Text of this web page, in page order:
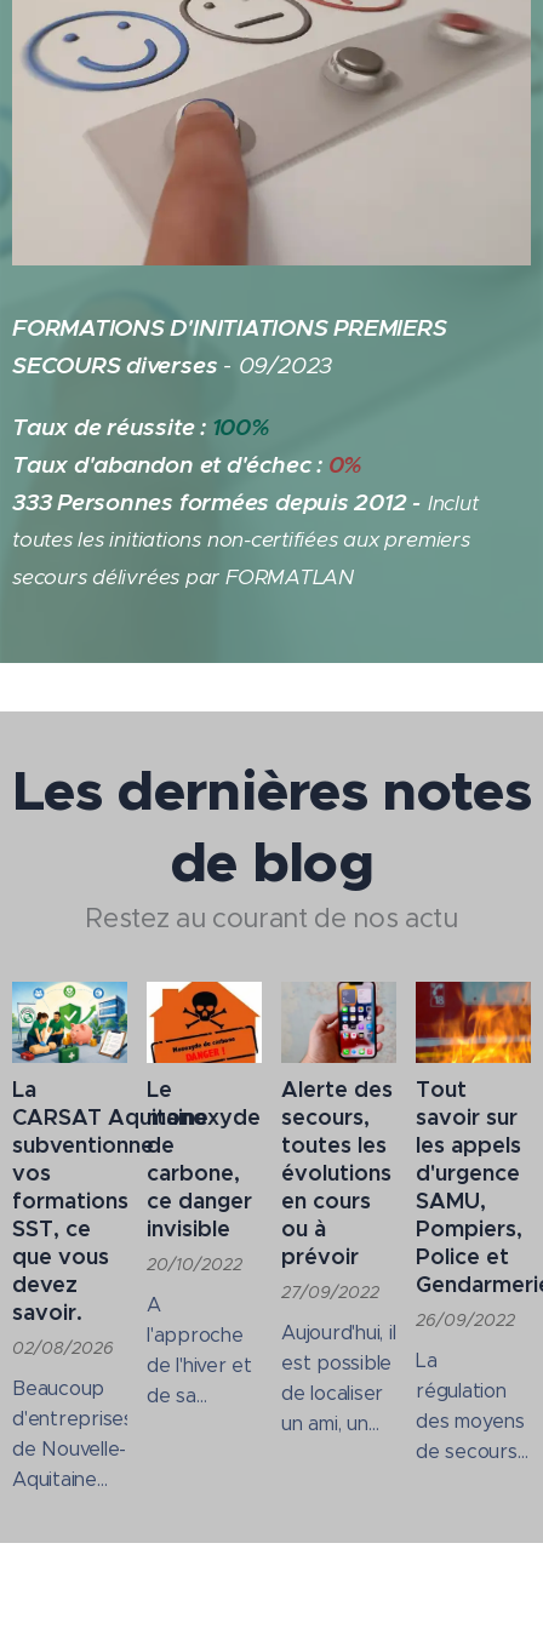
FORMATIONS D'INITIATIONS PREMIERS
SECOURS diverses - 09/2023
Taux de réussite : 100%
Taux d'abandon et d'échec : 0%
333 Personnes formées depuis 2012 - Inclut
toutes les initiations non-certifiées aux premiers
secours délivrées par FORMATLAN
Les dernières notes
de blog
Restez au courant de nos actu
La
CARSAT Aquitaine
subventionne
vos
formations
SST, ce
que vous
devez
savoir.
02/08/2026
Beaucoup
d'entreprises
de Nouvelle-
Aquitaine
existe
Le
monoxyde
de
carbone,
ce danger
invisible
20/10/2022
A
l'approche
de l'hiver et
de sa
appareils de
Alerte des
secours,
toutes les
évolutions
en cours
ou à
prévoir
27/09/2022
Aujourd'hui, il
est possible
de localiser
un ami, un
inconnu sur
Tout
savoir sur
les appels
d'urgence
SAMU,
Pompiers,
Police et
26/09/2022
La
régulation
des moyens
de secours
effectuée